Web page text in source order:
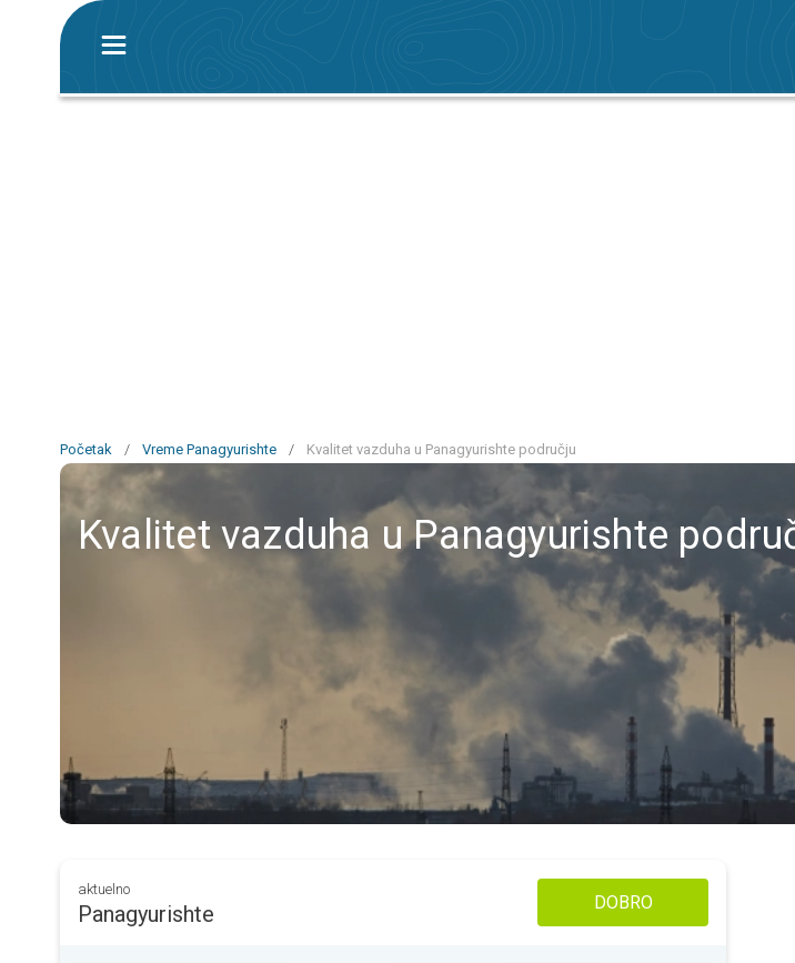
Početak / Vreme Panagyurishte / Kvalitet vazduha u Panagyurishte području
Kvalitet vazduha u Panagyurishte
aktuelno
Panagyurishte DOBRO